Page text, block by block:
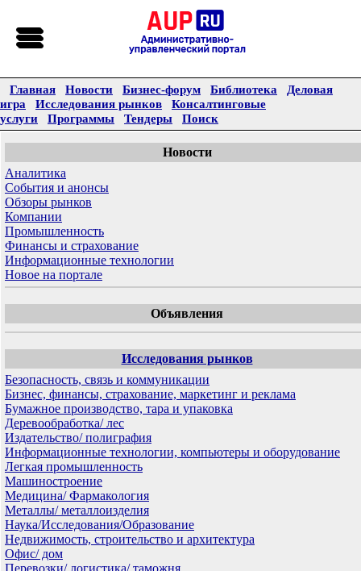
Главная Новости Бизнес-форум Библиотека
Деловая
игра
Исследования рынков
Консалтинговые
услуги
Программы Тендеры Поиск
Новости
Аналитика
События и анонсы
Обзоры рынков
Компании
Промышленность
Финансы и страхование
Информационные технологии
Новое на портале
Объявления
Исследования рынков
Безопасность, связь и коммуникации
Бизнес, финансы, страхование, маркетинг и реклама
Бумажное производство, тара и упаковка
Деревообработка/ лес
Издательство/ полиграфия
Информационные технологии, компьютеры и оборудование
Легкая промышленность
Машиностроение
Медицина/ Фармакология
Металлы/ металлоизделия
Наука/Исследования/Образование
Недвижимость, строительство и архитектура
Офис/ дом
Перевозки/ логистика/ таможня